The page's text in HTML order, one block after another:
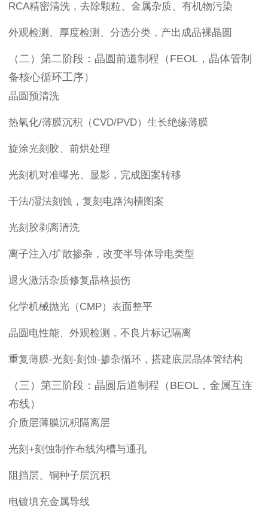
RCA精密清洗，去除颗粒、金属杂质、有机物污染
外观检测、厚度检测、分选分类，产出成品裸晶圆
（二）第二阶段：晶圆前道制程（FEOL，晶体管制
备核心循环工序）
晶圆预清洗
热氧化/薄膜沉积（CVD/PVD）生长绝缘薄膜
旋涂光刻胶、前烘处理
光刻机对准曝光、显影，完成图案转移
干法/湿法刻蚀，复刻电路沟槽图案
光刻胶剥离清洗
离子注入/扩散掺杂，改变半导体导电类型
退火激活杂质修复晶格损伤
化学机械抛光（CMP）表面整平
晶圆电性能、外观检测，不良片标记隔离
重复薄膜-光刻-刻蚀-掺杂循环，搭建底层晶体管结构
（三）第三阶段：晶圆后道制程（BEOL，金属互连
布线）
介质层薄膜沉积隔离层
光刻+刻蚀制作布线沟槽与通孔
阻挡层、铜种子层沉积
电镀填充金属导线